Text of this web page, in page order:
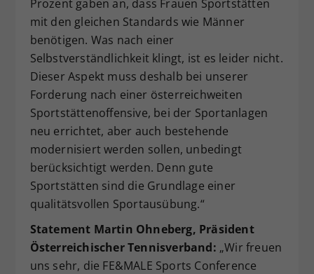
Prozent gaben an, dass Frauen Sportstätten
mit den gleichen Standards wie Männer
benötigen. Was nach einer
Selbstverständlichkeit klingt, ist es leider nicht.
Dieser Aspekt muss deshalb bei unserer
Forderung nach einer österreichweiten
Sportstättenoffensive, bei der Sportanlagen
neu errichtet, aber auch bestehende
modernisiert werden sollen, unbedingt
berücksichtigt werden. Denn gute
Sportstätten sind die Grundlage einer
qualitätsvollen Sportausübung.“
Statement Martin Ohneberg, Präsident
Österreichischer Tennisverband: „Wir freuen
uns sehr, die FE&MALE Sports Conference